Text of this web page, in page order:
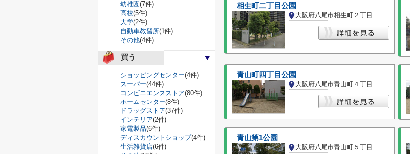
相生町二丁目公園
大阪府八尾市相生町２丁目
青山町四丁目公園
大阪府八尾市青山町４丁目
青山第1公園
大阪府八尾市青山町５丁目
幼稚園(7件)
高校(5件)
大学(2件)
自動車教習所(1件)
その他(4件)
買う
ショッピングセンター(4件)
スーパー(44件)
コンビニエンスストア(80件)
ホームセンター(8件)
ドラッグストア(37件)
インテリア(2件)
家電製品(6件)
ディスカウントショップ(4件)
生活雑貨店(6件)